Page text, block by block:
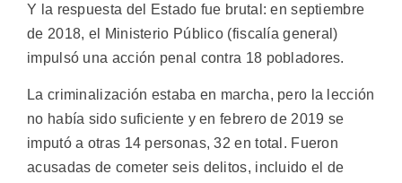
Y la respuesta del Estado fue brutal: en septiembre
de 2018, el Ministerio Público (fiscalía general)
impulsó una acción penal contra 18 pobladores.
La criminalización estaba en marcha, pero la lección
no había sido suficiente y en febrero de 2019 se
imputó a otras 14 personas, 32 en total. Fueron
acusadas de cometer seis delitos, incluido el de